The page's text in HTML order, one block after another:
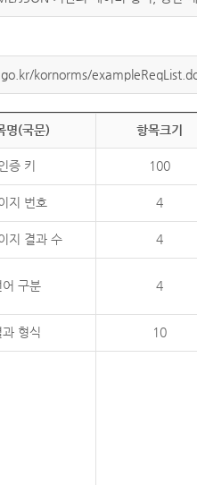
kornorms/
명(국문) 항목크기
증 키 100
지 번호 4
지 결과 수 4
어 구분 4
과 형식 10